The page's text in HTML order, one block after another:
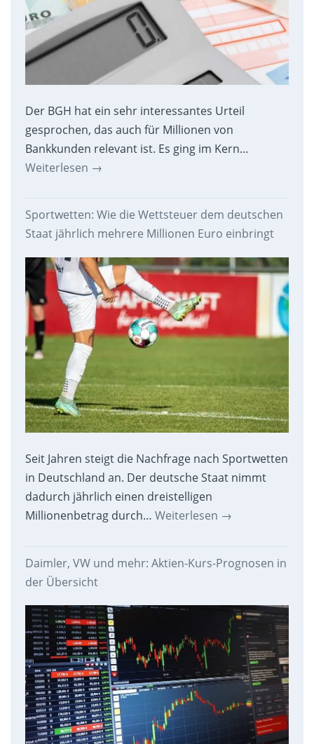
Der BGH hat ein sehr interessantes Urteil
gesprochen, das auch für Millionen von
Bankkunden relevant ist. Es ging im Kern…
Weiterlesen →
Sportwetten: Wie die Wettsteuer dem deutschen
Staat jährlich mehrere Millionen Euro einbringt
Seit Jahren steigt die Nachfrage nach Sportwetten
in Deutschland an. Der deutsche Staat nimmt
dadurch jährlich einen dreistelligen
Millionenbetrag durch… Weiterlesen →
Daimler, VW und mehr: Aktien-Kurs-Prognosen in
der Übersicht